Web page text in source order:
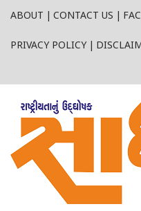
ABOUT | CONTACT US |
PRIVACY POLICY |